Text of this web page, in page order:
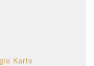
Karte